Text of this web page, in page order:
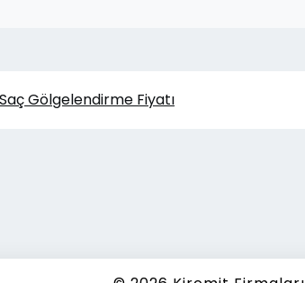
Gölgelendirme Fiyatı